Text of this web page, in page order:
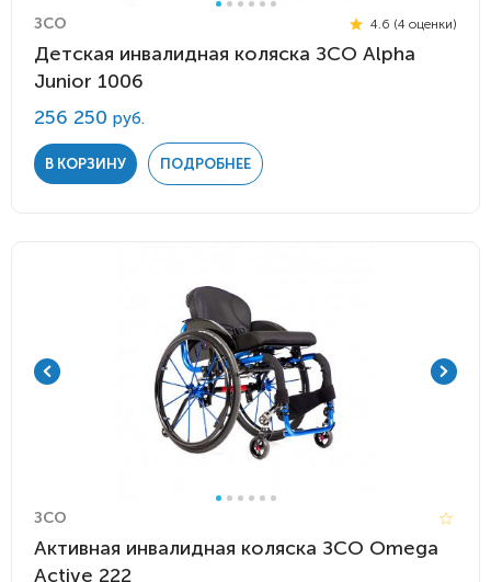
ЗСО 4.6 (4 оценки)
Детская инвалидная коляска ЗСО Alpha
Junior 1006
256 250 руб.
В КОРЗИНУ ПОДРОБНЕЕ
ЗСО
Активная инвалидная коляска ЗСО Omega
Active 222